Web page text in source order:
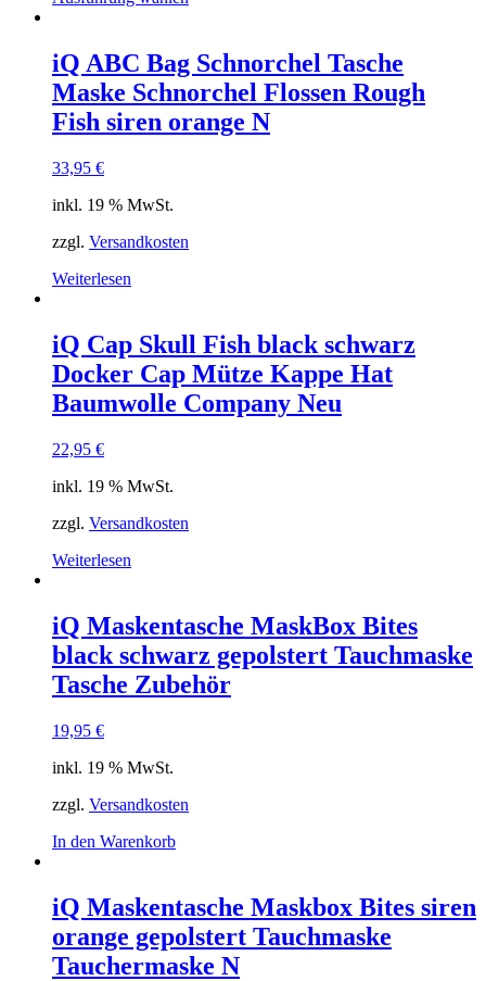
mehrere
Varianten
auf.
Die
Optionen
werden
iQ ABC Bag Schnorchel Tasche
Maske Schnorchel Flossen Rough
Fish siren orange N
33,95 €
inkl. 19 % MwSt.
zzgl. Versandkosten
Weiterlesen
iQ Cap Skull Fish black schwarz
Docker Cap Mütze Kappe Hat
Baumwolle Company Neu
22,95 €
inkl. 19 % MwSt.
zzgl. Versandkosten
Weiterlesen
iQ Maskentasche MaskBox Bites
black schwarz gepolstert Tauchmaske
Tasche Zubehör
19,95 €
inkl. 19 % MwSt.
zzgl. Versandkosten
In den Warenkorb
iQ Maskentasche Maskbox Bites siren
orange gepolstert Tauchmaske
Tauchermaske N